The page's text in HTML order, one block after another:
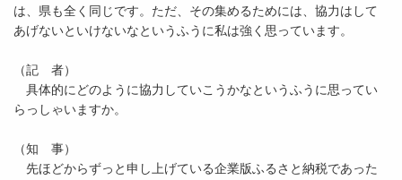
は、県も全く同じです。ただ、その集めるためには、協力はして
あげないといけないなというふうに私は強く思っています。
（記 者）
具体的にどのように協力していこうかなというふうに思ってい
らっしゃいますか。
（知 事）
先ほどからずっと申し上げている企業版ふるさと納税であった